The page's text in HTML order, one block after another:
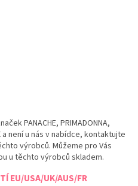
PANACHE, PRIMADONNA,
a není u nás v nabídce, kontaktujte
výrobců. Můžeme pro Vás
u těchto výrobců skladem.
EU/USA/UK/AUS/FR